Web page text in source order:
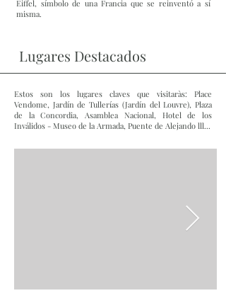
Eiffel, símbolo de una Francia que se reinventó a sí
misma.
Lugares Destacados
Estos son los lugares claves que visitaràs: Place
Vendome, Jardín de Tullerías (Jardín del Louvre), Plaza
de la Concordia, Asamblea Nacional, Hotel de los
Inválidos - Museo de la Armada, Puente de Alejando lll...